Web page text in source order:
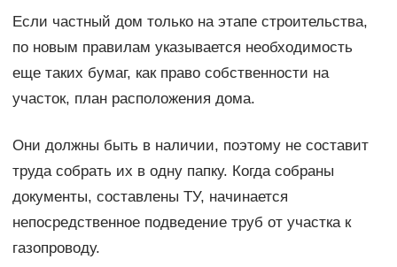
Если частный дом только на этапе строительства,
по новым правилам указывается необходимость
еще таких бумаг, как право собственности на
участок, план расположения дома.
Они должны быть в наличии, поэтому не составит
труда собрать их в одну папку. Когда собраны
документы, составлены ТУ, начинается
непосредственное подведение труб от участка к
газопроводу.